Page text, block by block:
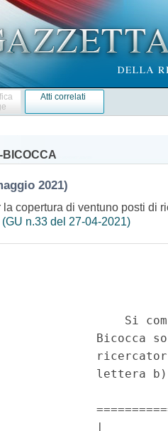
Atti correlati
BICOCCA
2021)
copertura di ventuno posti di
(GU n.33 del 27-04-2021)